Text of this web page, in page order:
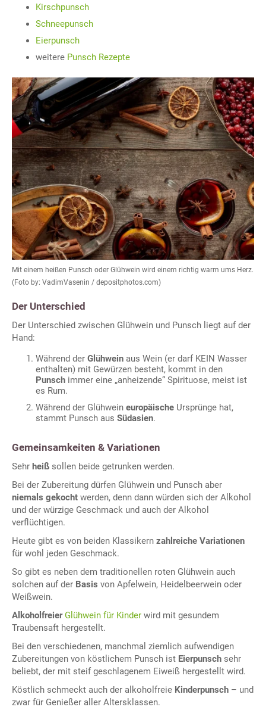
Kirschpunsch
Schneepunsch
Eierpunsch
weitere Punsch Rezepte
Mit einem heißen Punsch oder Glühwein wird einem richtig warm ums Herz.
(Foto by: VadimVasenin / depositphotos.com)
Der Unterschied
Der Unterschied zwischen Glühwein und Punsch liegt auf der
Hand:
Während der Glühwein aus Wein (er darf KEIN Wasser
enthalten) mit Gewürzen besteht, kommt in den
Punsch immer eine „anheizende“ Spirituose, meist ist
es Rum.
Während der Glühwein europäische Ursprünge hat,
stammt Punsch aus Südasien.
Gemeinsamkeiten & Variationen
Sehr heiß sollen beide getrunken werden.
Bei der Zubereitung dürfen Glühwein und Punsch aber
niemals gekocht werden, denn dann würden sich der Alkohol
und der würzige Geschmack und auch der Alkohol
verflüchtigen.
Heute gibt es von beiden Klassikern zahlreiche Variationen
für wohl jeden Geschmack.
So gibt es neben dem traditionellen roten Glühwein auch
solchen auf der Basis von Apfelwein, Heidelbeerwein oder
Weißwein.
Alkoholfreier Glühwein für Kinder wird mit gesundem
Traubensaft hergestellt.
Bei den verschiedenen, manchmal ziemlich aufwendigen
Zubereitungen von köstlichem Punsch ist Eierpunsch sehr
beliebt, der mit steif geschlagenem Eiweiß hergestellt wird.
Köstlich schmeckt auch der alkoholfreie Kinderpunsch – und
zwar für Genießer aller Altersklassen.